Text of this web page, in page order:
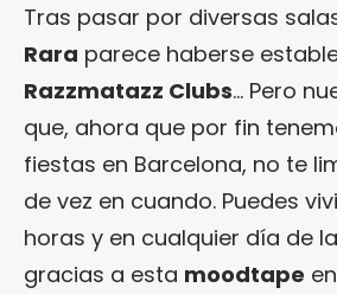
Tras pasar por diversas
Rara parece haberse
Razzmatazz Clubs… Pero
que, ahora que por fin
fiestas en Barcelona, no te
de vez en cuando. Puedes
horas y en cualquier día de
gracias a esta moodtape